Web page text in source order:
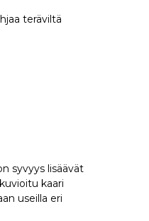
teräviltä
syvyys lisäävät
kaari
useilla eri